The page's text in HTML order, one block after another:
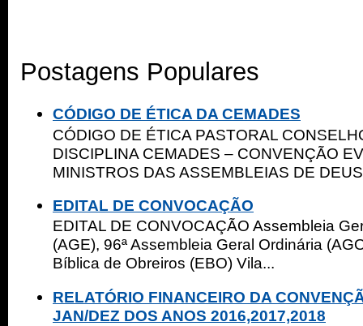
Postagens Populares
CÓDIGO DE ÉTICA DA CEMADES
CÓDIGO DE ÉTICA PASTORAL
DISCIPLINA CEMADES – CONVENÇÃO
MINISTROS DAS ASSEMBLEIAS DE
EDITAL DE CONVOCAÇÃO
EDITAL DE CONVOCAÇÃO Assembleia
(AGE), 96ª Assembleia Geral Ordinária
Bíblica de Obreiros (EBO) Vila...
RELATÓRIO FINANCEIRO DA
JAN/DEZ DOS ANOS 2016,2017,2018